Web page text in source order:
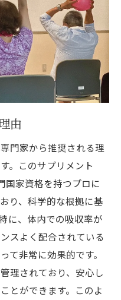
の声
な効果
根拠
間とその理由
の影響
康管理の新常識
リの役割
しての活用
提案
位置づけ
体例
利点
院専用サプリのメリ
由
門家から推奨される理
。このサプリメント
国家資格を持つプロに
り、科学的な根拠に基
に、体内での吸収率が
スよく配合されている
て非常に効果的です。
理されており、安心し
とができます。このよ